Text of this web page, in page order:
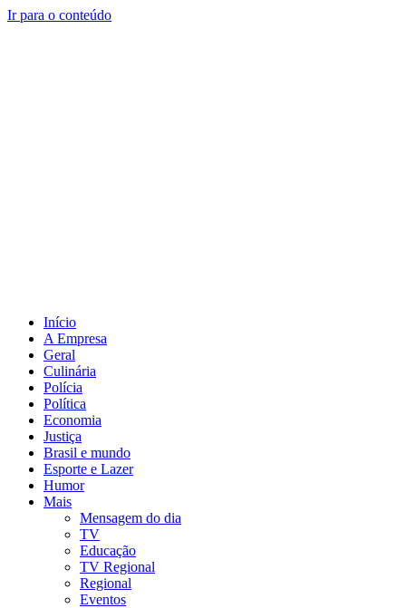
Ir para o conteúdo
Início
A Empresa
Geral
Culinária
Polícia
Política
Economia
Justiça
Brasil e mundo
Esporte e Lazer
Humor
Mais
Mensagem do dia
TV
Educação
TV Regional
Regional
Eventos